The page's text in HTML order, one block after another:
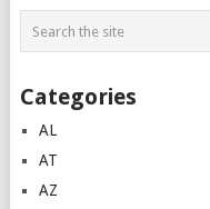
Categories
AL
AT
AZ